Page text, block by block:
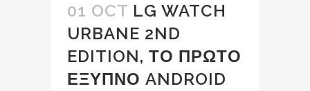
01 OCT LG WATCH
URBANE 2ND
EDITION, ΤΟ ΠΡΩΤΟ
ΕΞΥΠΝΟ ANDROID